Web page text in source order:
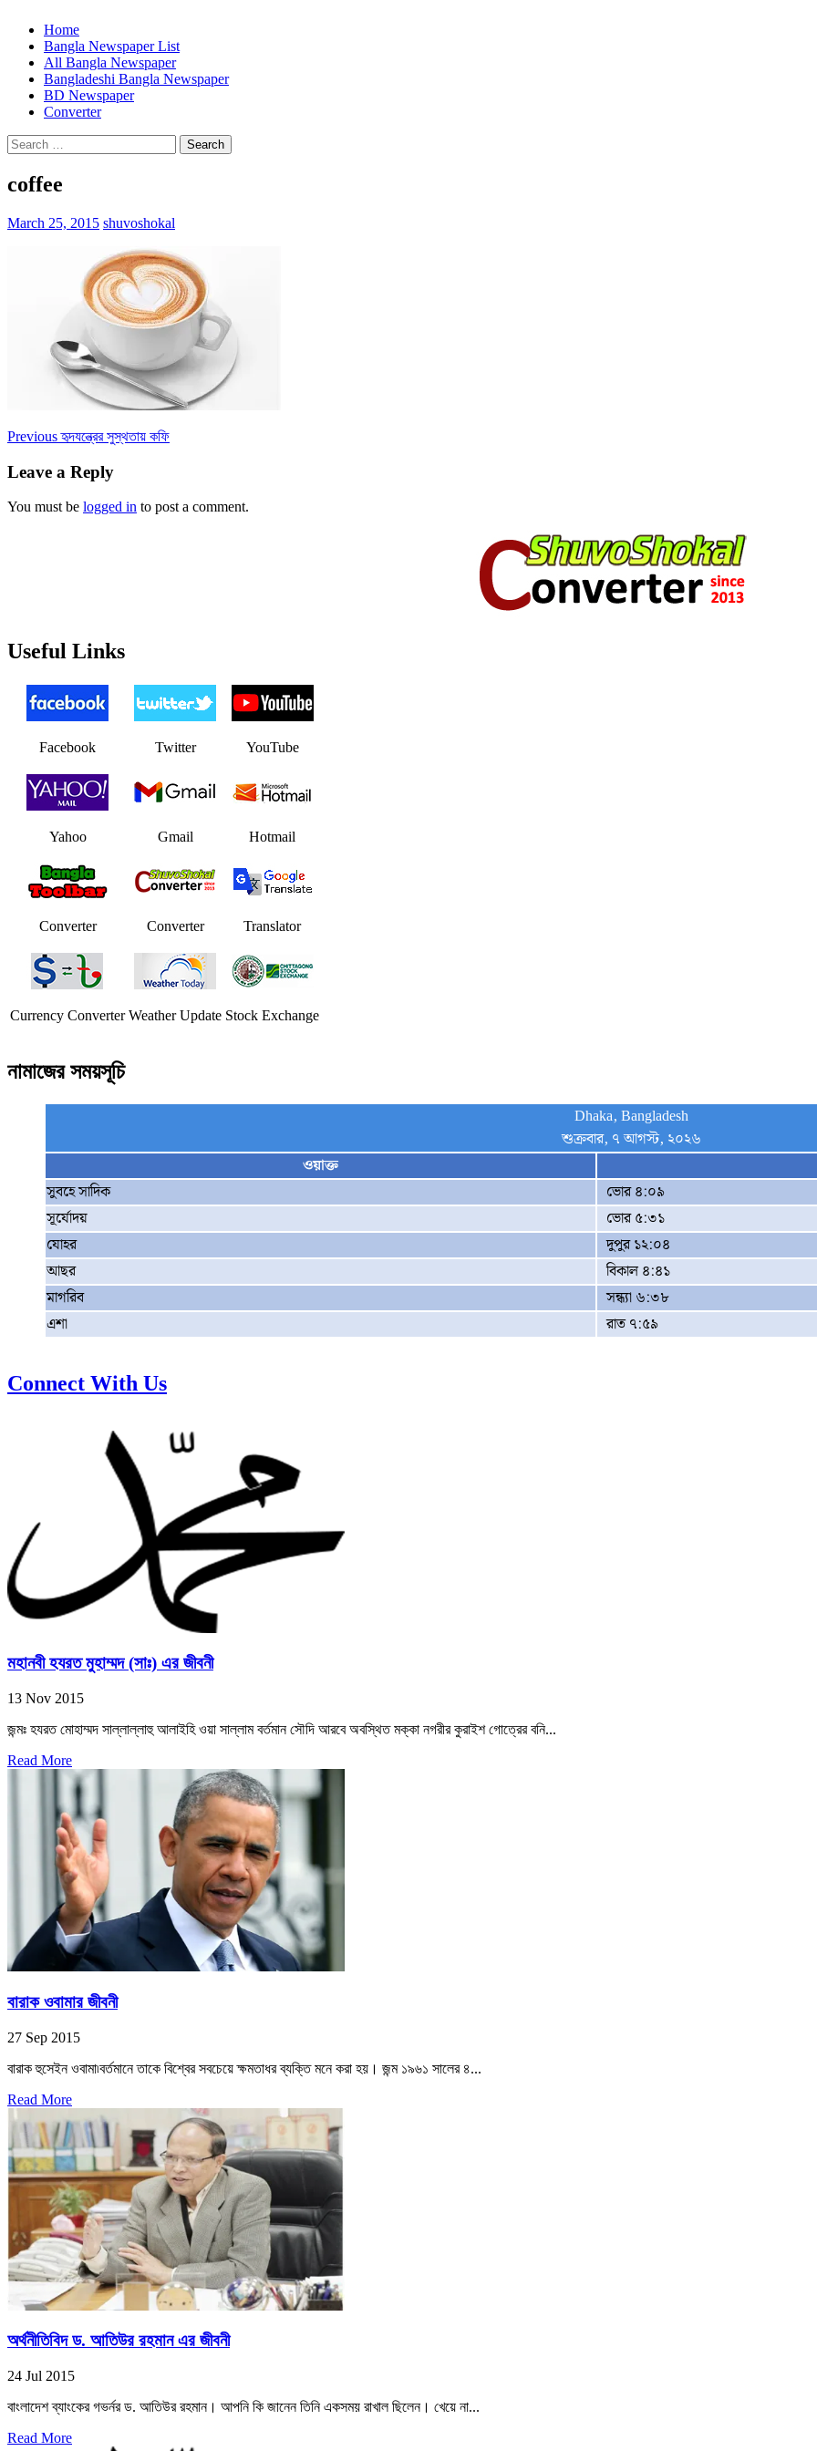
Home
Bangla Newspaper List
All Bangla Newspaper
Bangladeshi Bangla Newspaper
BD Newspaper
Converter
Search
for:
coffee
March 25, 2015 shuvoshokal
Post
navigation
PreviousPrevious
হৃদযন্ত্রের সুস্থতায় কফি
Leave a Reply
You must be logged in to post a comment.
Useful Links
Facebook Twitter YouTube
Yahoo Gmail Hotmail
Converter Converter Translator
Currency Converter Weather Update Stock Exchange
নামাজের সময়সূচি
Dhaka, Bangladesh
শুক্রবার, ৭ আগস্ট, ২০২৬
ওয়াক্ত
সুবহে সাদিক
ভোর ৪:০৯
সূর্যোদয়
ভোর ৫:৩১
যোহর
দুপুর ১২:০৪
আছর
বিকাল ৪:৪১
মাগরিব
সন্ধ্যা ৬:৩৮
এশা
রাত ৭:৫৯
Connect With Us
মহানবী হযরত মুহাম্মদ (সাঃ) এর জীবনী
13 Nov 2015
জন্মঃ হযরত মোহাম্মদ সাল্লাল্লাহু আলাইহি ওয়া সাল্লাম বর্তমান সৌদি আরবে অবস্থিত মক্কা নগরীর কুরাইশ গোত্রের বনি...
Read More
বারাক ওবামার জীবনী
27 Sep 2015
বারাক হুসেইন ওবামা৷বর্তমানে তাকে বিশ্বের সবচেয়ে ক্ষমতাধর ব্যক্তি মনে করা হয়। জন্ম ১৯৬১ সালের ৪...
Read More
অর্থনীতিবিদ ড. আতিউর রহমান এর জীবনী
24 Jul 2015
বাংলাদেশ ব্যাংকের গভর্নর ড. আতিউর রহমান। আপনি কি জানেন তিনি একসময় রাখাল ছিলেন। খেয়ে না...
Read More